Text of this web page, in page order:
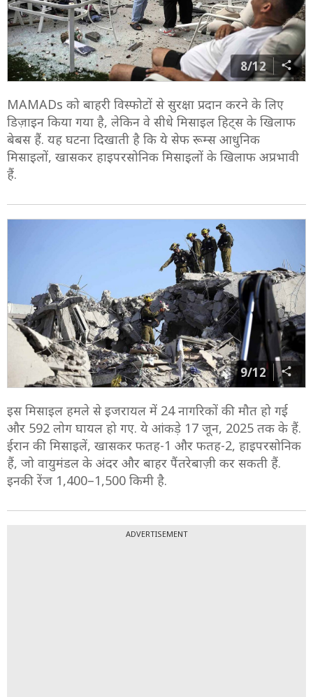
8/12
MAMADs को बाहरी विस्फोटों से सुरक्षा प्रदान करने के लिए
डिज़ाइन किया गया है, लेकिन वे सीधे मिसाइल हिट्स के खिलाफ
बेबस हैं. यह घटना दिखाती है कि ये सेफ रूम्स आधुनिक
मिसाइलों, खासकर हाइपरसोनिक मिसाइलों के खिलाफ अप्रभावी
हैं.
9/12
इस मिसाइल हमले से इजरायल में 24 नागरिकों की मौत हो गई
और 592 लोग घायल हो गए. ये आंकड़े 17 जून, 2025 तक के हैं.
ईरान की मिसाइलें, खासकर फतह-1 और फतह-2, हाइपरसोनिक
हैं, जो वायुमंडल के अंदर और बाहर पैंतरेबाज़ी कर सकती हैं.
इनकी रेंज 1,400–1,500 किमी है.
ADVERTISEMENT